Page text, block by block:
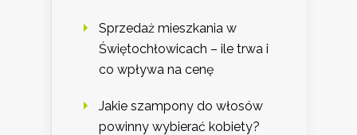
Sprzedaż mieszkania w
Świętochłowicach – ile trwa i
co wpływa na cenę
Jakie szampony do włosów
powinny wybierać kobiety?